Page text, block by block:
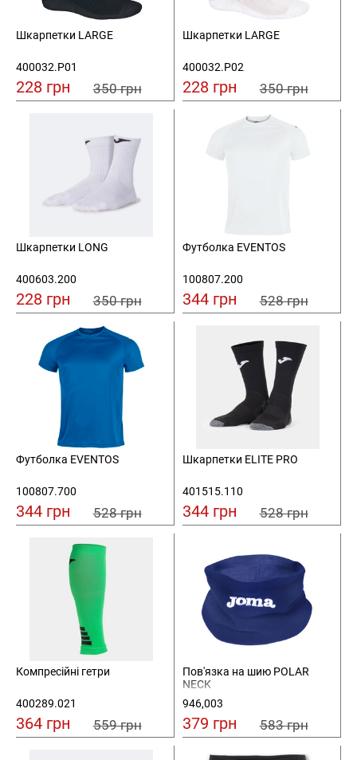
Шкарпетки LARGE
400032.P01
228 грн 350 грн
Шкарпетки LARGE
400032.P02
228 грн 350 грн
Шкарпетки LONG
400603.200
228 грн 350 грн
Футболка EVENTOS
100807.200
344 грн 528 грн
Футболка EVENTOS
100807.700
344 грн 528 грн
Шкарпетки ELITE PRO
401515.110
344 грн 528 грн
Компресійні гетри
400289.021
364 грн 559 грн
Пов'язка на шию POLAR
NECK
946,003
379 грн 583 грн